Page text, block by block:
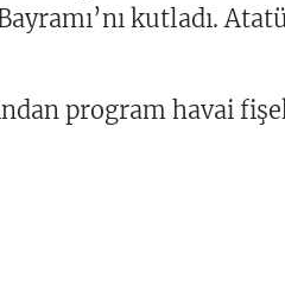
kutladı.
program havai